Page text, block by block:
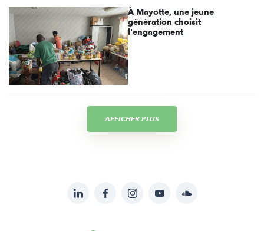
À Mayotte, une jeune
génération choisit
l'engagement
AFFICHER PLUS
LinkedInFacebookInstagramYouTubeSoundcloud